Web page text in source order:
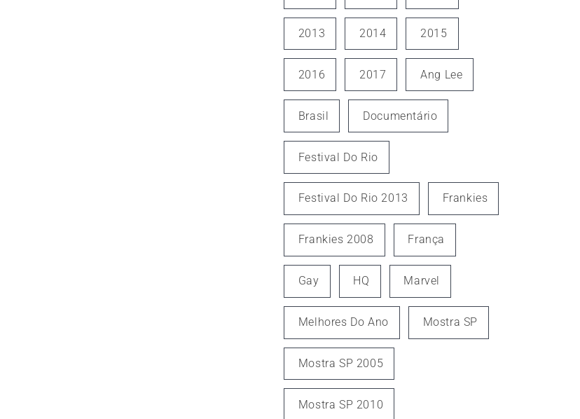
2013 2014 2015
2016 2017 Ang Lee
Brasil Documentário
Festival Do Rio
Festival Do Rio 2013 Frankies
Frankies 2008 França
Gay HQ Marvel
Melhores Do Ano Mostra SP
Mostra SP 2005
Mostra SP 2010